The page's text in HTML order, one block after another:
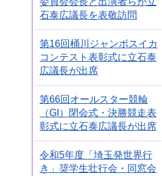
石泰広議長を表敬訪問
第16回桶川ジャンボスイカ
コンテスト表彰式に立石泰
広議長が出席
第66回オールスター競輪
（GI）閉会式・決勝競走表
彰式に立石泰広議長が出席
令和5年度「埼玉発世界行
き」奨学生壮行会・同窓会